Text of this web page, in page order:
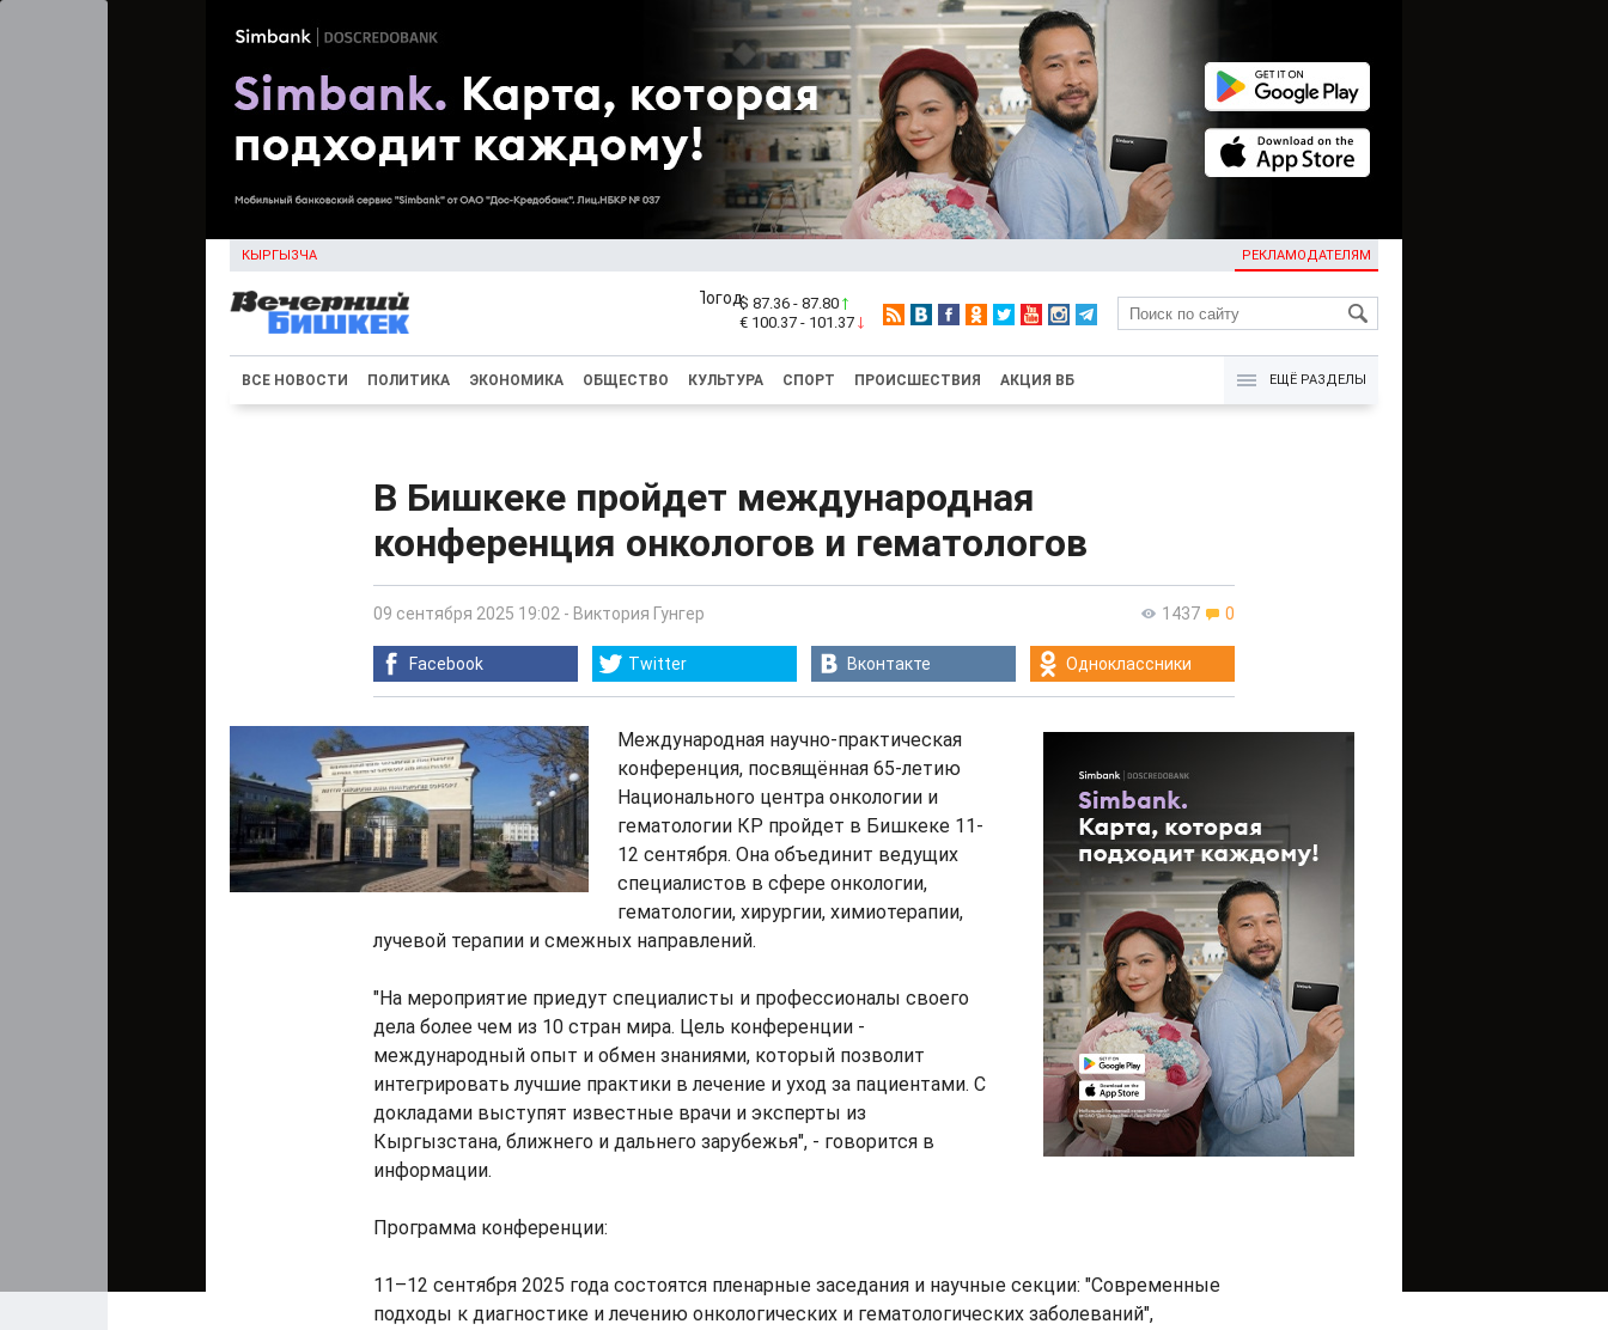
КЫРГЫЗЧА РЕКЛАМОДАТЕЛЯМ
KG
$ 87.36 - 87.80
€ 100.37 - 101.37
ВСЕ НОВОСТИ ПОЛИТИКА ЭКОНОМИКА ОБЩЕСТВО КУЛЬТУРА СПОРТ ПРОИСШЕСТВИЯ АКЦИЯ ВБ ЕЩЁ РАЗДЕЛЫ
В Бишкеке пройдет международная
конференция онкологов и гематологов
1437 0
09 сентября 2025 19:02 - Виктория Гунгер
Facebook Twitter Вконтакте Одноклассники
Международная научно-практическая
конференция, посвящённая 65-летию
Национального центра онкологии и
гематологии КР пройдет в Бишкеке 11-
12 сентября. Она объединит ведущих
специалистов в сфере онкологии,
гематологии, хирургии, химиотерапии,
лучевой терапии и смежных направлений.
"На мероприятие приедут специалисты и профессионалы своего
дела более чем из 10 стран мира. Цель конференции -
международный опыт и обмен знаниями, который позволит
интегрировать лучшие практики в лечение и уход за пациентами. С
докладами выступят известные врачи и эксперты из
Кыргызстана, ближнего и дальнего зарубежья", - говорится в
информации.
Программа конференции:
11–12 сентября 2025 года состоятся пленарные заседания и научные секции: "Современные
подходы к диагностике и лечению онкологических и гематологических заболеваний",